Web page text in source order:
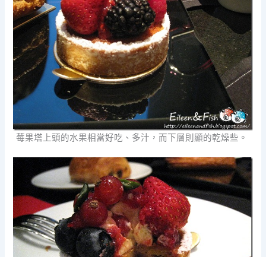
莓果塔上頭的水果相當好吃、多汁，而下層則顯的乾燥些。